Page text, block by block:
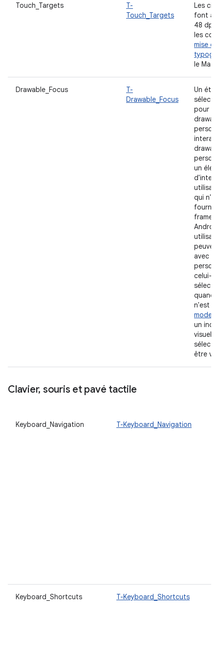
Touch_Targets
T-
Touch_Targets
Les
font au
48 dp.
les
mise
le
Drawable_Focus
T-
Drawable_Focus
Un
pour
un
qui
fourni
avec
celui-
quand
n'est
mode
un
visuel
être
Clavier, souris et pavé tactile
Keyboard_Navigation T-Keyboard_Navigation
Keyboard_Shortcuts T-Keyboard_Shortcuts